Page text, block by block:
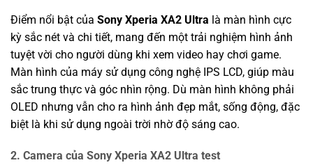
Điểm nổi bật của Sony Xperia XA2 Ultra là màn hình cực
kỳ sắc nét và chi tiết, mang đến một trải nghiệm hình ảnh
tuyệt vời cho người dùng khi xem video hay chơi game.
Màn hình của máy sử dụng công nghệ IPS LCD, giúp màu
sắc trung thực và góc nhìn rộng. Dù màn hình không phải
OLED nhưng vẫn cho ra hình ảnh đẹp mắt, sống động, đặc
biệt là khi sử dụng ngoài trời nhờ độ sáng cao.
2. Camera của Sony Xperia XA2 Ultra test